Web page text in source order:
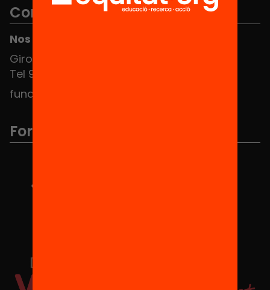
Contacto
Nos puedes encontrar en el HUB Social
Girona 34, interior 08010 Barcelona
Tel 934 588 700
fundacio@equitat.org
Formamos parte de...